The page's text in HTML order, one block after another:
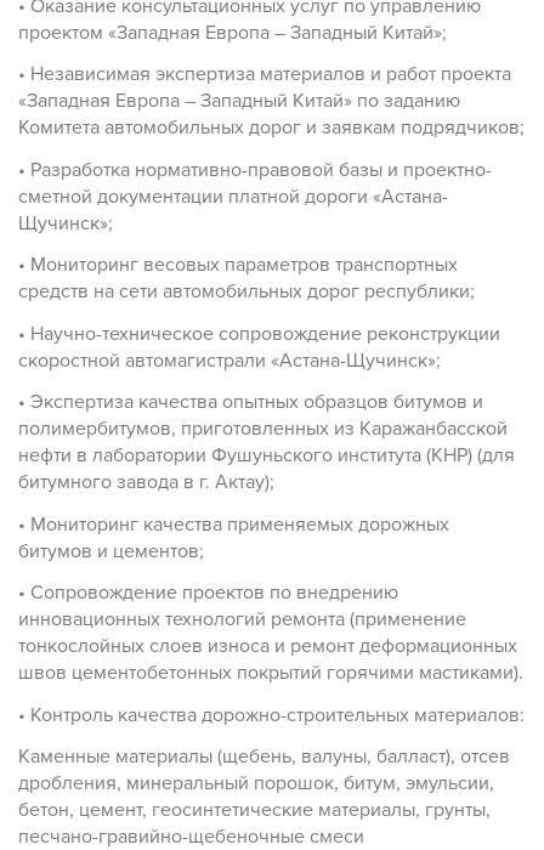
проектом «Западная Европа – Западный Китай»;
• Независимая экспертиза материалов и работ проекта
«Западная Европа – Западный Китай» по заданию
Комитета автомобильных дорог и заявкам подрядчиков;
• Разработка нормативно-правовой базы и проектно-
сметной документации платной дороги «Астана-
Щучинск»;
• Мониторинг весовых параметров транспортных
средств на сети автомобильных дорог республики;
• Научно-техническое сопровождение реконструкции
скоростной автомагистрали «Астана-Щучинск»;
• Экспертиза качества опытных образцов битумов и
полимербитумов, приготовленных из Каражанбасской
нефти в лаборатории Фушуньского института (КНР) (для
битумного завода в г. Актау);
• Мониторинг качества применяемых дорожных
битумов и цементов;
• Сопровождение проектов по внедрению
инновационных технологий ремонта (применение
тонкослойных слоев износа и ремонт деформационных
швов цементобетонных покрытий горячими мастиками).
• Контроль качества дорожно-строительных материалов:
Каменные материалы (щебень, валуны, балласт), отсев
дробления, минеральный порошок, битум, эмульсии,
бетон, цемент, геосинтетические материалы, грунты,
песчано-гравийно-щебеночные смеси